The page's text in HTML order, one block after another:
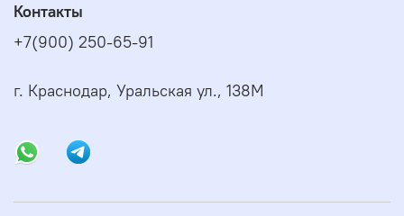
Контакты
+7(900) 250-65-91
г. Краснодар, Уральская ул., 138М